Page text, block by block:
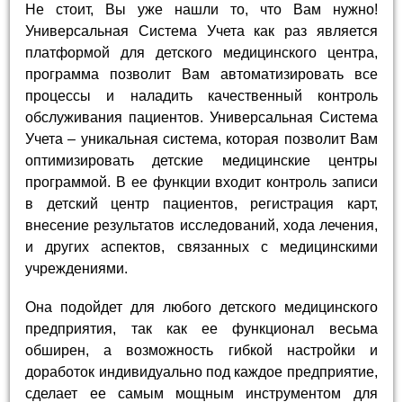
Не стоит, Вы уже нашли то, что Вам нужно!
Универсальная Система Учета как раз является
платформой для детского медицинского центра,
программа позволит Вам автоматизировать все
процессы и наладить качественный контроль
обслуживания пациентов. Универсальная Система
Учета – уникальная система, которая позволит Вам
оптимизировать детские медицинские центры
программой. В ее функции входит контроль записи
в детский центр пациентов, регистрация карт,
внесение результатов исследований, хода лечения,
и других аспектов, связанных с медицинскими
учреждениями.
Она подойдет для любого детского медицинского
предприятия, так как ее функционал весьма
обширен, а возможность гибкой настройки и
доработок индивидуально под каждое предприятие,
сделает ее самым мощным инструментом для